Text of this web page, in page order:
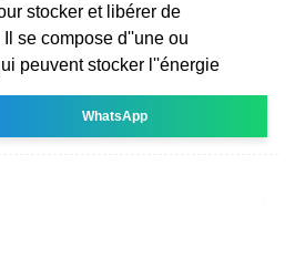
stocker et libérer de
se compose d''une ou
peuvent stocker l''énergie
WhatsApp